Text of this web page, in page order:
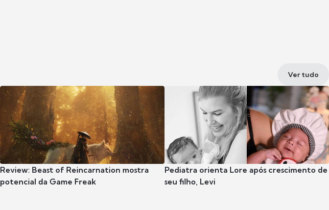
Ver tudo
Review: Beast of Reincarnation mostra
potencial da Game Freak
Pediatra orienta Lore após crescimento de
seu filho, Levi